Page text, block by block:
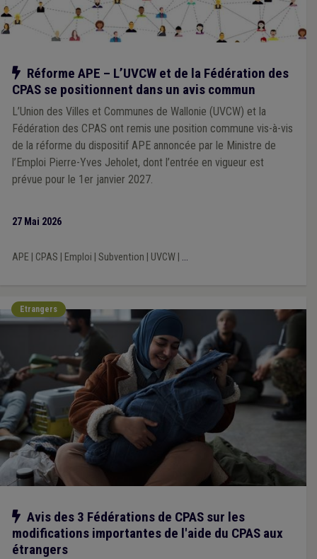
Notre action
Réforme APE – L’UVCW et de la Fédération des
CPAS se positionnent dans un avis commun
L’Union des Villes et Communes de Wallonie (UVCW) et la
Fédération des CPAS ont remis une position commune vis-à-vis
de la réforme du dispositif APE annoncée par le Ministre de
l’Emploi Pierre-Yves Jeholet, dont l’entrée en vigueur est
prévue pour le 1er janvier 2027.
27 Mai 2026
APE CPAS Emploi Subvention UVCW| ...
Etrangers
Notre action
Avis des 3 Fédérations de CPAS sur les
modifications importantes de l'aide du CPAS aux
étrangers